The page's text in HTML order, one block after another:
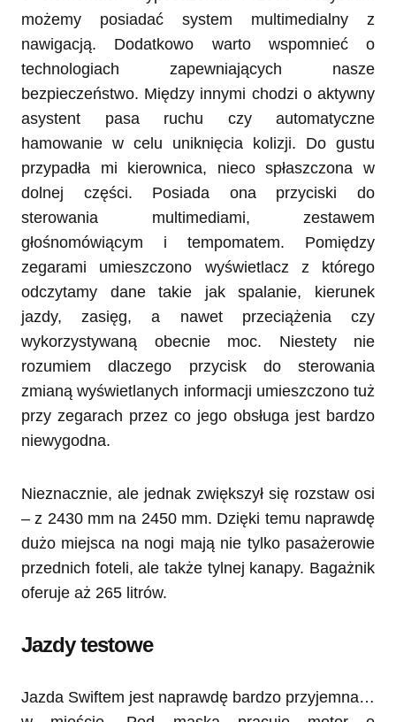
możemy posiadać system multimedialny z
nawigacją. Dodatkowo warto wspomnieć o
technologiach zapewniających nasze
bezpieczeństwo. Między innymi chodzi o aktywny
asystent pasa ruchu czy automatyczne
hamowanie w celu uniknięcia kolizji. Do gustu
przypadła mi kierownica, nieco spłaszczona w
dolnej części. Posiada ona przyciski do
sterowania multimediami, zestawem
głośnomówiącym i tempomatem. Pomiędzy
zegarami umieszczono wyświetlacz z którego
odczytamy dane takie jak spalanie, kierunek
jazdy, zasięg, a nawet przeciążenia czy
wykorzystywaną obecnie moc. Niestety nie
rozumiem dlaczego przycisk do sterowania
zmianą wyświetlanych informacji umieszczono tuż
przy zegarach przez co jego obsługa jest bardzo
niewygodna.
Nieznacznie, ale jednak zwiększył się rozstaw osi
– z 2430 mm na 2450 mm. Dzięki temu naprawdę
dużo miejsca na nogi mają nie tylko pasażerowie
przednich foteli, ale także tylnej kanapy. Bagażnik
oferuje aż 265 litrów.
Jazdy testowe
Jazda Swiftem jest naprawdę bardzo przyjemna…